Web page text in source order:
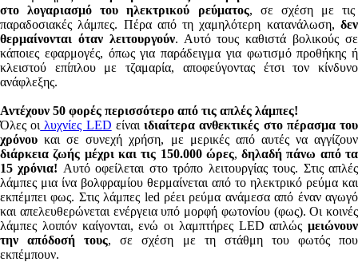
στο λογαριασμό του ηλεκτρικού ρεύματος, σε σχέση με τις
παραδοσιακές λάμπες. Πέρα από τη χαμηλότερη κατανάλωση, δεν
θερμαίνονται όταν λειτουργούν. Αυτό τους καθιστά βολικούς σε
κάποιες εφαρμογές, όπως για παράδειγμα για φωτισμό προθήκης ή
κλειστού επίπλου με τζαμαρία, αποφεύγοντας έτσι τον κίνδυνο
ανάφλεξης.
Αντέχουν 50 φορές περισσότερο από τις απλές λάμπες!
Όλες οι λυχνίες LED είναιιδιαίτερα ανθεκτικές στο πέρασμα του
χρόνου και σε συνεχή χρήση, με μερικές από αυτές να αγγίζουν
διάρκεια ζωής μέχρι και τις 150.000 ώρες,δηλαδή πάνω από τα
15 χρόνια! Αυτό οφείλεται στο τρόπο λειτουργίας τους. Στις απλές
λάμπες μια ίνα βολφραμίου θερμαίνεται από το ηλεκτρικό ρεύμα και
εκπέμπει φως. Στις λάμπες led ρέει ρεύμα ανάμεσα από έναν αγωγό
και απελευθερώνεται ενέργεια υπό μορφή φωτονίου (φως). Οι κοινές
λάμπες λοιπόν καίγονται, ενώ οι λαμπτήρες LED απλώς μειώνουν
την απόδοσή τους, σε σχέση με τη στάθμη του φωτός που
εκπέμπουν.